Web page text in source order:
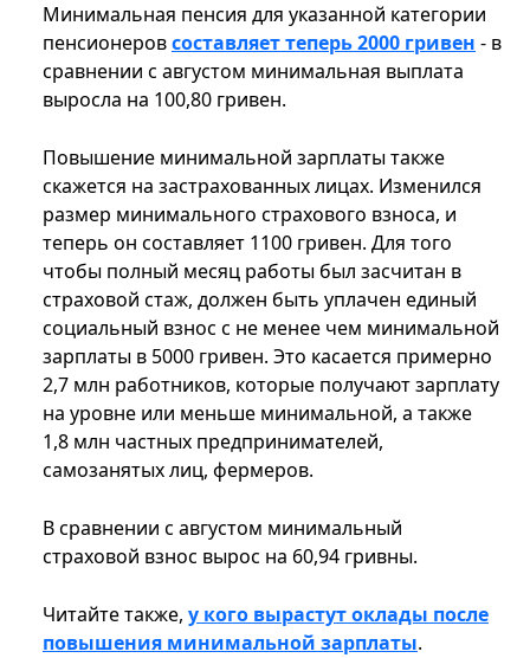
Минимальная пенсия для указанной категории
пенсионеровсоставляет теперь 2000 гривен - в
сравнении с августом минимальная выплата
выросла на 100,80 гривен.
Повышение минимальной зарплаты также
скажется на застрахованных лицах. Изменился
размер минимального страхового взноса, и
теперь он составляет 1100 гривен. Для того
чтобы полный месяц работы был засчитан в
страховой стаж, должен быть уплачен единый
социальный взнос с не менее чем минимальной
зарплаты в 5000 гривен. Это касается примерно
2,7 млн работников, которые получают зарплату
на уровне или меньше минимальной, а также
1,8 млн частных предпринимателей,
самозанятых лиц, фермеров.
В сравнении с августом минимальный
страховой взнос вырос на 60,94 гривны.
Читайте также, у кого вырастут оклады после
повышения минимальной зарплаты.